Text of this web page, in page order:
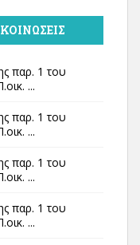
παρ. 1 του
...
παρ. 1 του
...
παρ. 1 του
...
παρ. 1 του
...